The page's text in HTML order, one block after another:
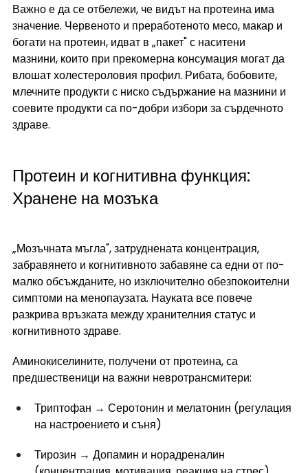
Важно е да се отбележи, че видът на протеина има
значение. Червеното и преработеното месо, макар и
богати на протеин, идват в „пакет" с наситени
мазнини, които при прекомерна консумация могат да
влошат холестероловия профил. Рибата, бобовите,
млечните продукти с ниско съдържание на мазнини и
соевите продукти са по-добри избори за сърдечното
здраве.
Протеин и когнитивна функция:
Хранене на мозъка
„Мозъчната мъгла", затруднената концентрация,
забравянето и когнитивното забавяне са едни от по-
малко обсъжданите, но изключително обезпокоителни
симптоми на менопаузата. Науката все повече
разкрива връзката между хранителния статус и
когнитивното здраве.
Аминокиселините, получени от протеина, са
предшественици на важни невротрансмитери:
Триптофан → Серотонин и мелатонин (регулация
на настроението и съня)
Тирозин → Допамин и норадреналин